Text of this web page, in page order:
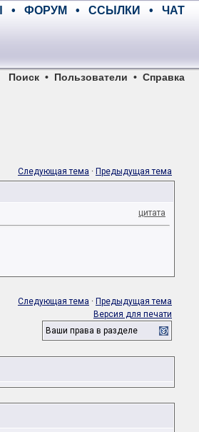
• ФОРУМ • ССЫЛКИ • ЧАТ
Поиск • Пользователи • Справка
Следующая тема · Предыдущая тема
цитата
Следующая тема · Предыдущая тема
Версия для печати
Ваши права в разделе